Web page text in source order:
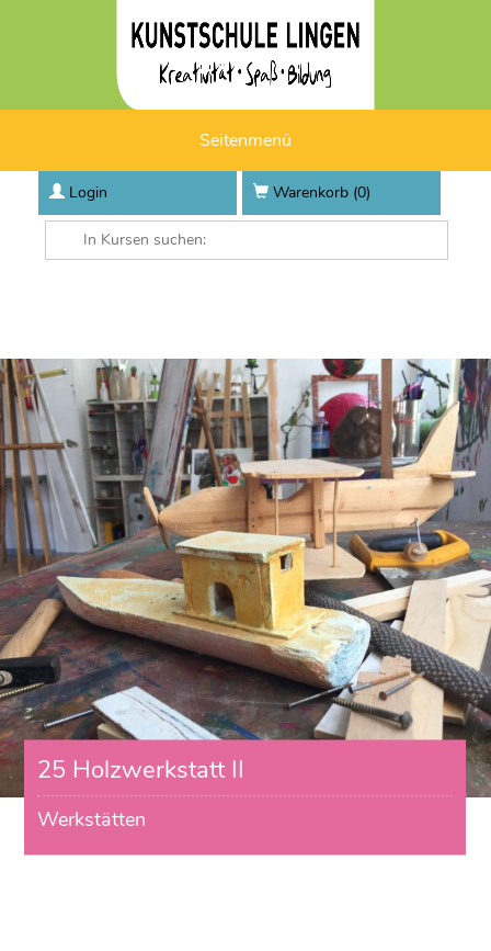
Seitenmenü
Login Warenkorb (0)
25 Holzwerkstatt II
Werkstätten